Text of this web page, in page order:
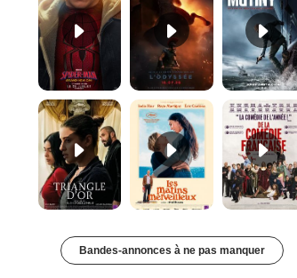
Les Matins merveilleux Bande-annonce VF De la Comédie-Française Teaser VF
Bandes-annonces à ne pas manquer